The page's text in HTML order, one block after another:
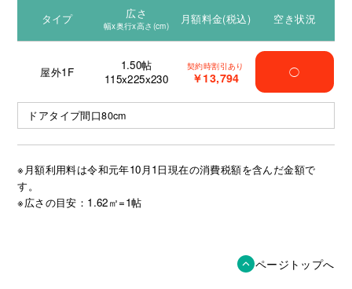
タイプ 広さ
幅x奥行x高さ(cm) 月額料金(税込) 空き状況
屋外1F 1.50帖
115x225x230
契約時割引あり
￥13,794 ◯
ドアタイプ間口80cm
※月額利用料は令和元年10月1日現在の消費税額を含んだ金額で
す。
※広さの目安：1.62㎡=1帖
ページトップへ